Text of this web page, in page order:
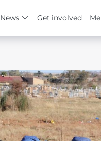
News Get involved